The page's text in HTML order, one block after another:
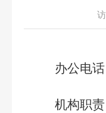
办公电话
机构职责